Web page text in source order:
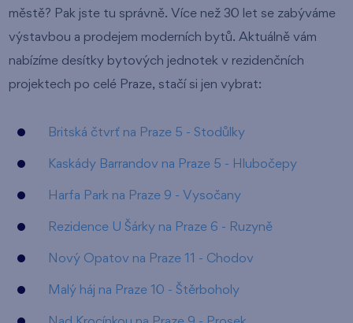
městě? Pak jste tu správně. Více než 30 let se zabýváme
výstavbou a prodejem moderních bytů. Aktuálně vám
nabízíme desítky bytových jednotek v rezidenčních
projektech po celé Praze, stačí si jen vybrat:
Britská čtvrť na Praze 5 - Stodůlky
Kaskády Barrandov na Praze 5 - Hlubočepy
Harfa Park na Praze 9 - Vysočany
Rezidence U Šárky na Praze 6 - Ruzyně
Nový Opatov na Praze 11 - Chodov
Malý háj na Praze 10 - Štěrboholy